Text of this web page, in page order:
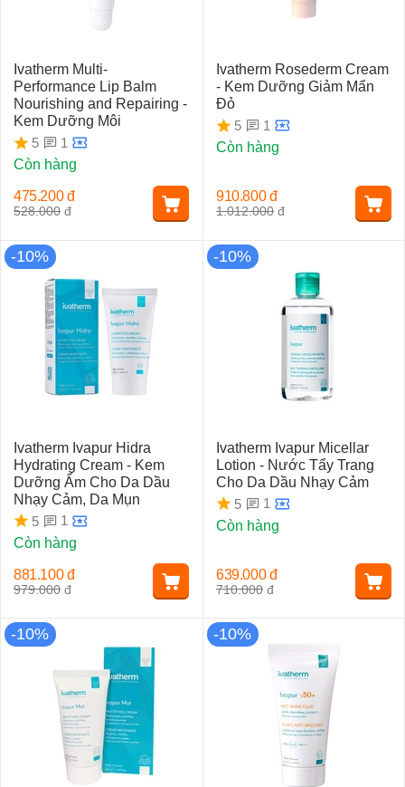
Ivatherm Multi-
Performance Lip Balm
Nourishing and Repairing -
Kem Dưỡng Môi
5
1
Còn hàng
528.000 đ
475.200 đ
Ivatherm Rosederm Cream
- Kem Dưỡng Giảm Mẩn
Đỏ
5
1
Còn hàng
1.012.000 đ
910.800 đ
-10%
Ivatherm Ivapur Hidra
Hydrating Cream - Kem
Dưỡng Ẩm Cho Da Dầu
Nhạy Cảm, Da Mụn
5
1
Còn hàng
979.000 đ
881.100 đ
-10%
Ivatherm Ivapur Micellar
Lotion - Nước Tẩy Trang
Cho Da Dầu Nhạy Cảm
5
1
Còn hàng
710.000 đ
639.000 đ
-10% -10%